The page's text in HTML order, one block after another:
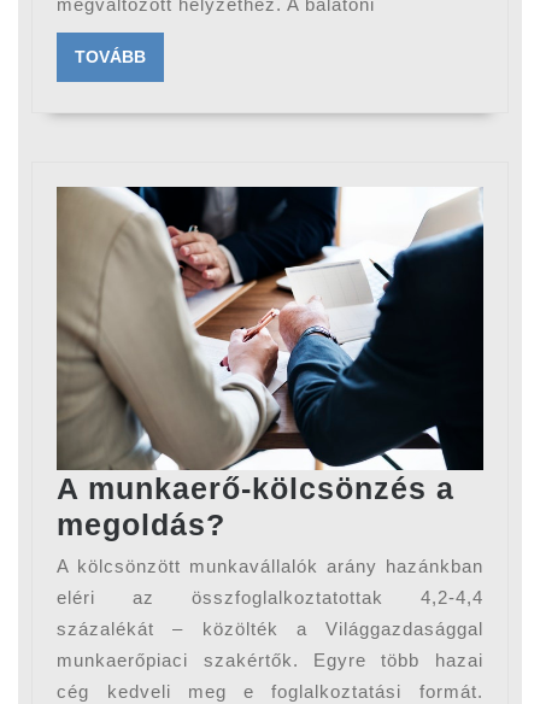
megváltozott helyzethez. A balatoni
TOVÁBBTOVÁBB
A munkaerő-kölcsönzés a
megoldás?
munkaerő-
kölcsönzés
a
megoldás?
A kölcsönzött munkavállalók arány hazánkban
eléri az összfoglalkoztatottak 4,2-4,4
százalékát – közölték a Világgazdasággal
munkaerőpiaci szakértők. Egyre több hazai
cég kedveli meg e foglalkoztatási formát.